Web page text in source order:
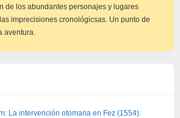
de los abundantes personajes y lugares
imprecisiones cronológicsas. Un punto de
aventura.
La intervención otomana en Fez (1554):